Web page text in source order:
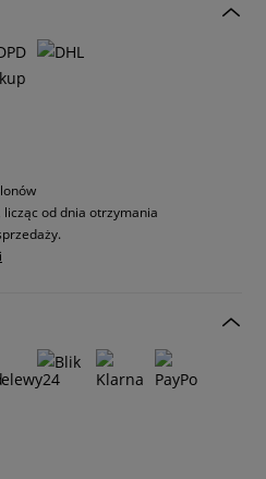
licząc od dnia otrzymania